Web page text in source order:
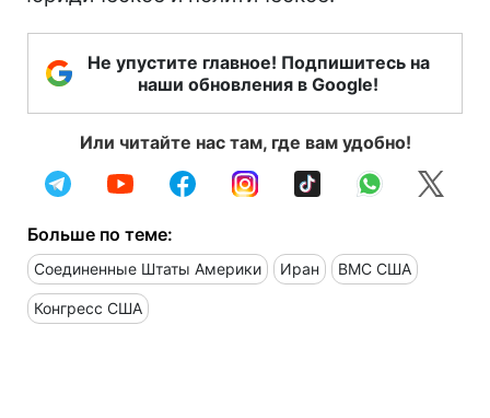
Не упустите главное! Подпишитесь на
наши обновления в Google!
Или читайте нас там, где вам удобно!
Больше по теме:
Соединенные Штаты Америки Иран ВМС США
Конгресс США